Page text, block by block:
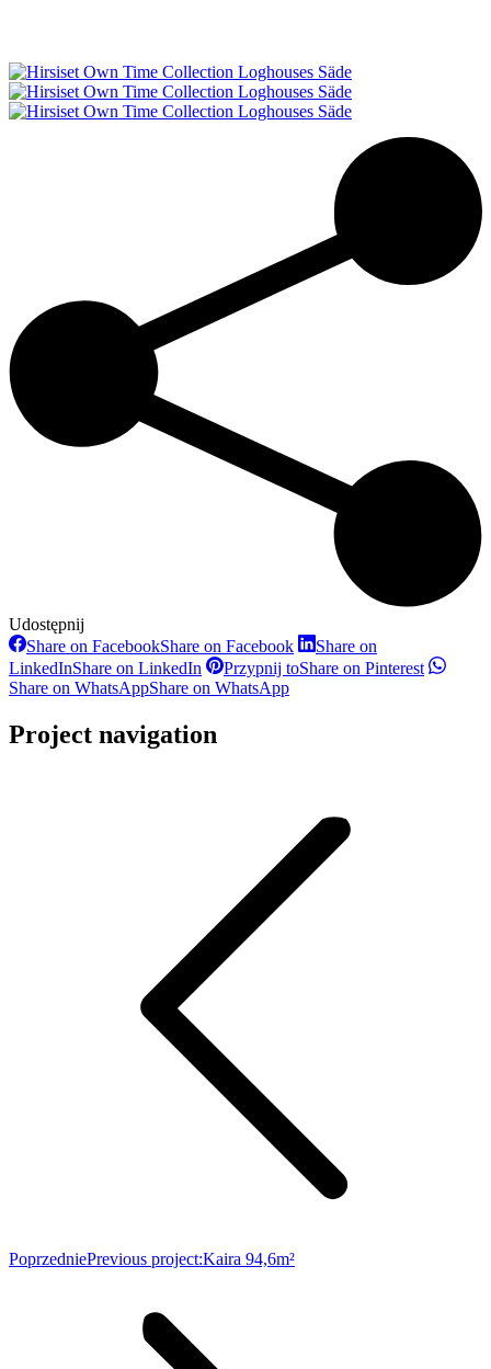
Udostępnij
Share on FacebookShare on Facebook
Share on
LinkedInShare on LinkedIn Przypnij toShare on Pinterest
Share on WhatsAppShare on WhatsApp
Project navigation
PoprzedniePrevious project:Kaira 94,6m²